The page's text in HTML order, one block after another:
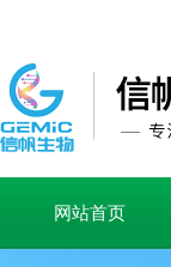
网站首页